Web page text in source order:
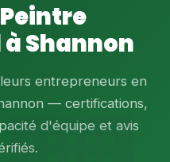
Shannon
entrepreneurs en
— certifications,
d'équipe et avis